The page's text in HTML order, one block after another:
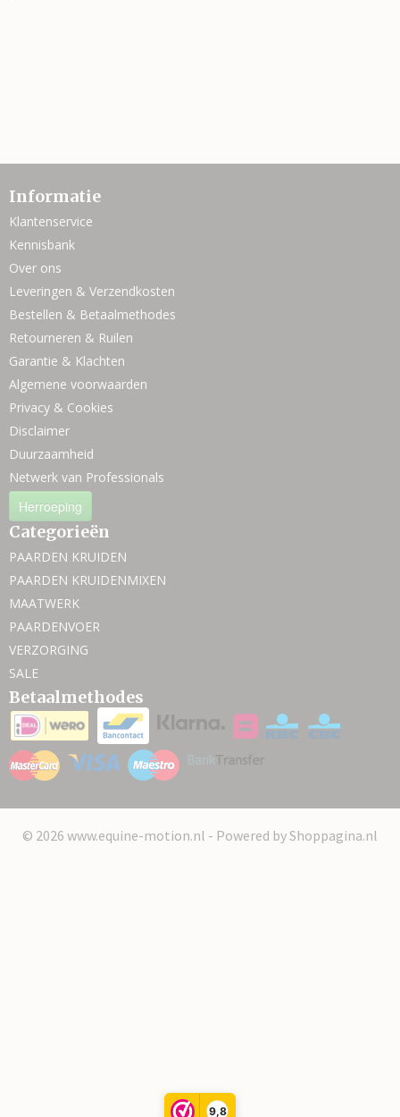
9,8
Informatie
Klantenservice
Kennisbank
Over ons
Leveringen & Verzendkosten
Bestellen & Betaalmethodes
Retourneren & Ruilen
Garantie & Klachten
Algemene voorwaarden
Privacy & Cookies
Disclaimer
Duurzaamheid
Netwerk van Professionals
Herroeping
Categorieën
PAARDEN KRUIDEN
PAARDEN KRUIDENMIXEN
MAATWERK
PAARDENVOER
VERZORGING
SALE
Betaalmethodes
© 2026 www.equine-motion.nl - Powered by Shoppagina.nl